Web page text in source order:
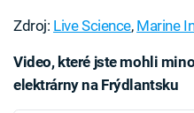
Zdroj: Live Science, Marine
Video, které jste mohli
elektrárny na Frýdlantsku